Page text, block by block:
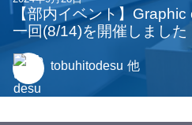
【部内イベント】
一回(8/14)を開催しました
tobuhitodesu 他